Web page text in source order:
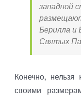
западной
Берилла и
Святых
Конечно, нельзя
своими